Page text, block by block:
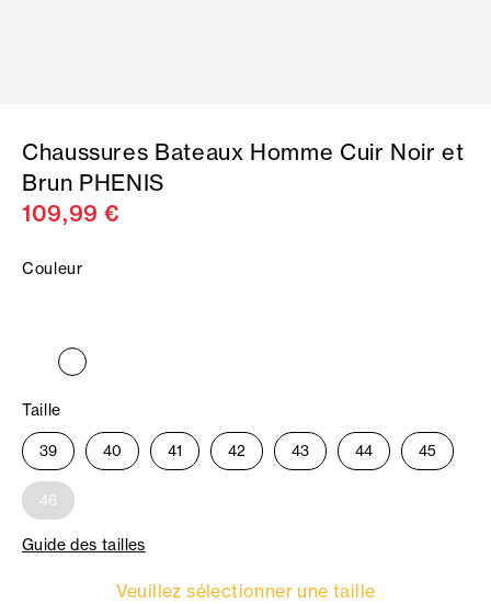
Chaussures Bateaux Homme Cuir Noir et
Brun PHENIS
109,99 €
Couleur
Taille
39 40 41 42 43 44 45
46
Guide des tailles
Veuillez sélectionner une taille